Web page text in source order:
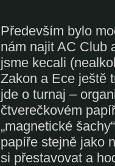
Především bylo
nám najit AC Club
jsme kecali
Zakon a Ece ještě
jde o turnaj –
čtverečkovém
„magnetické
papíře stejně jako
si přestavovat a